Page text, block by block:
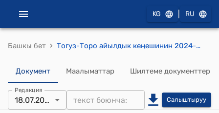
KG RU
Башкы бет › Тогуз-Торо айылдык кеңешинин 2024-жылынын 18-июлунун №13 “2025-жылга Стим грантка сунуштала турган долбоорлорду талкуулоо (ПСД)” токтому
Документ Маалыматтар Шилтеме документтер
Редакция
18.07.2024 Салыштыруу